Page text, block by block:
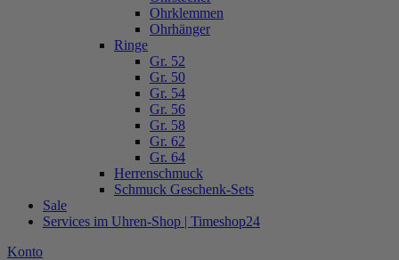
Ohrklemmen
Ohrhänger
Ringe
Gr. 52
Gr. 50
Gr. 54
Gr. 56
Gr. 58
Gr. 62
Gr. 64
Herrenschmuck
Schmuck Geschenk-Sets
Sale
Services im Uhren-Shop | Timeshop24
Konto